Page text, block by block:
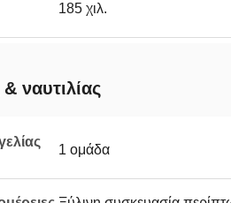
185 χιλ.
ναυτιλίας
1 ομάδα